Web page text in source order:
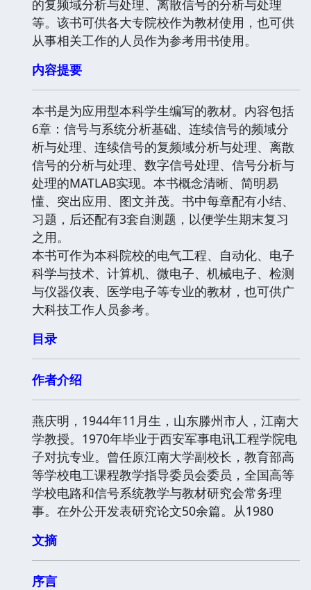
的复频域分析与处理、离散信号的分析与处理
等。该书可供各大专院校作为教材使用，也可供
从事相关工作的人员作为参考用书使用。
内容提要
本书是为应用型本科学生编写的教材。内容包括
6章：信号与系统分析基础、连续信号的频域分
析与处理、连续信号的复频域分析与处理、离散
信号的分析与处理、数字信号处理、信号分析与
处理的MATLAB实现。本书概念清晰、简明易
懂、突出应用、图文并茂。书中每章配有小结、
习题，后还配有3套自测题，以便学生期末复习
之用。
本书可作为本科院校的电气工程、自动化、电子
科学与技术、计算机、微电子、机械电子、检测
与仪器仪表、医学电子等专业的教材，也可供广
大科技工作人员参考。
目录
作者介绍
燕庆明，1944年11月生，山东滕州市人，江南大
学教授。1970年毕业于西安军事电讯工程学院电
子对抗专业。曾任原江南大学副校长，教育部高
等学校电工课程教学指导委员会委员，全国高等
学校电路和信号系统教学与教材研究会常务理
事。在外公开发表研究论文50余篇。从1980
文摘
序言